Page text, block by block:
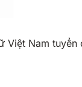
Việt Nam